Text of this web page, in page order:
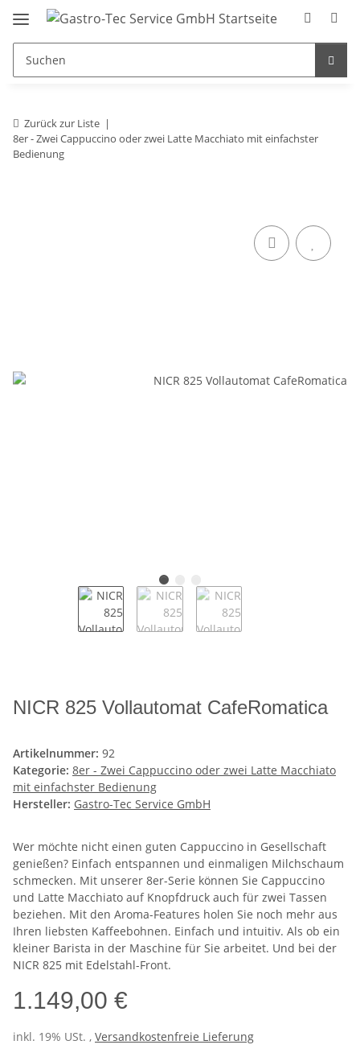
Zurück zur Liste
8er - Zwei Cappuccino oder zwei Latte Macchiato mit einfachster
Bedienung
NICR 825 Vollautomat CafeRomatica
Artikelnummer: 92
Kategorie: 8er - Zwei Cappuccino oder zwei Latte Macchiato
mit einfachster Bedienung
Hersteller: Gastro-Tec Service GmbH
Wer möchte nicht einen guten Cappuccino in Gesellschaft
genießen? Einfach entspannen und einmaligen Milchschaum
schmecken. Mit unserer 8er-Serie können Sie Cappuccino
und Latte Macchiato auf Knopfdruck auch für zwei Tassen
beziehen. Mit den Aroma-Features holen Sie noch mehr aus
Ihren liebsten Kaffeebohnen. Einfach und intuitiv. Als ob ein
kleiner Barista in der Maschine für Sie arbeitet. Und bei der
NICR 825 mit Edelstahl-Front.
1.149,00 €
inkl. 19% USt. , Versandkostenfreie Lieferung